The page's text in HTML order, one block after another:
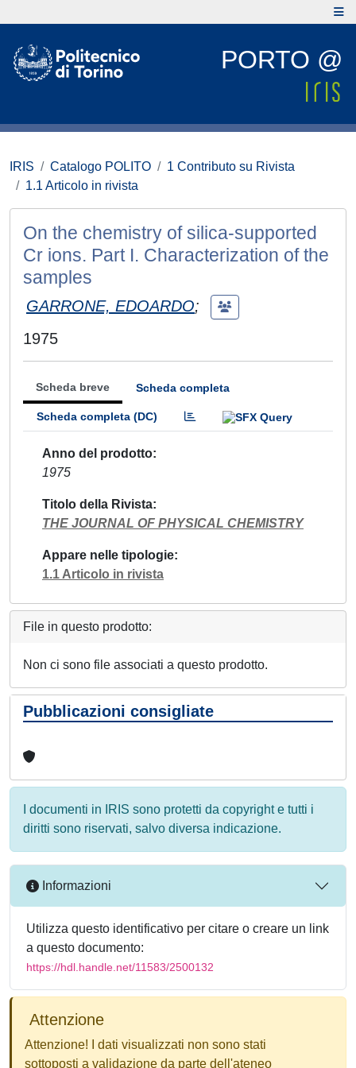
PORTO @
IRIS Catalogo POLITO
1 Contributo su Rivista
1.1 Articolo in rivista
On the chemistry of silica-supported
Cr ions. Part I. Characterization of the
samples
GARRONE, EDOARDO;
1975
Scheda breve Scheda completa
Scheda completa (DC)
Anno del prodotto
1975
Titolo della Rivista
THE JOURNAL OF PHYSICAL CHEMISTRY
Appare nelle tipologie
1.1 Articolo in rivista
File in questo prodotto:
Non ci sono file associati a questo prodotto.
Pubblicazioni consigliate
I documenti in IRIS sono protetti da copyright e tutti i
diritti sono riservati, salvo diversa indicazione.
Informazioni
Utilizza questo identificativo per citare o creare un link
a questo documento:
https://hdl.handle.net/11583/2500132
Attenzione
Attenzione! I dati visualizzati non sono stati
sottoposti a validazione da parte dell'ateneo